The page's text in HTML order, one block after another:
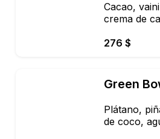
Cacao,
crema de
granola y
276 $
Green
Plátano,
de coco,